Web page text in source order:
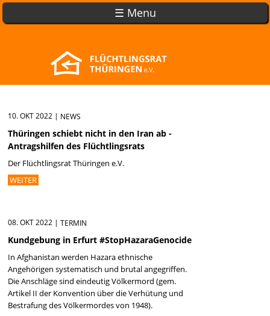
☰ Menu
10. OKT 2022 | NEWS
Thüringen schiebt nicht in den Iran ab -
Antragshilfen des Flüchtlingsrats
Der Flüchtlingsrat Thüringen e.V.
WEITER
08. OKT 2022 | TERMIN
Kundgebung in Erfurt #StopHazaraGenocide
In Afghanistan werden Hazara ethnische
Angehörigen systematisch und brutal angegriffen.
Die Anschläge sind eindeutig Völkermord (gem.
Artikel II der Konvention über die Verhütung und
Bestrafung des Völkermordes von 1948).